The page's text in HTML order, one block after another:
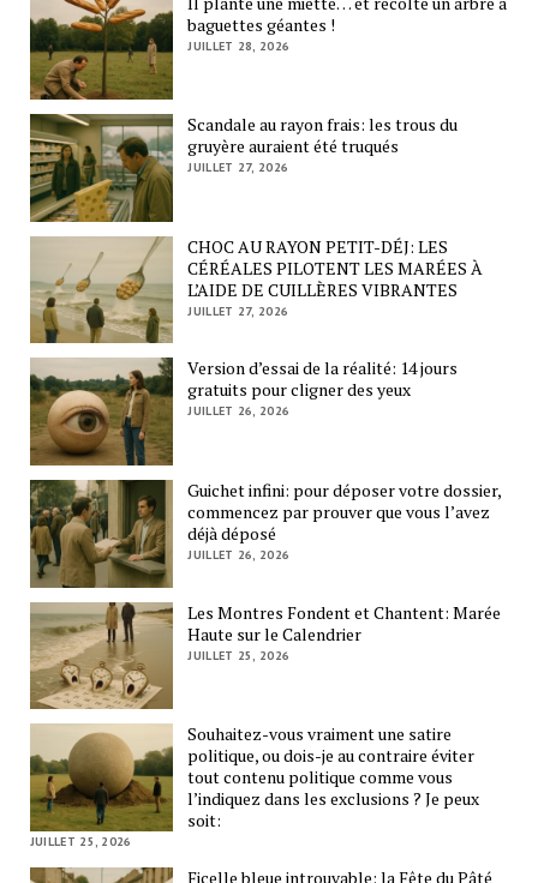
baguettes géantes !
JUILLET 28, 2026
Scandale au rayon frais: les trous du
gruyère auraient été truqués
JUILLET 27, 2026
CHOC AU RAYON PETIT-DÉJ: LES
CÉRÉALES PILOTENT LES MARÉES À
L’AIDE DE CUILLÈRES VIBRANTES
JUILLET 27, 2026
Version d’essai de la réalité: 14 jours
gratuits pour cligner des yeux
JUILLET 26, 2026
Guichet infini: pour déposer votre dossier,
commencez par prouver que vous l’avez
déjà déposé
JUILLET 26, 2026
Les Montres Fondent et Chantent: Marée
Haute sur le Calendrier
JUILLET 25, 2026
Souhaitez-vous vraiment une satire
politique, ou dois-je au contraire éviter
tout contenu politique comme vous
l’indiquez dans les exclusions ? Je peux
soit:
JUILLET 25, 2026
Ficelle bleue introuvable: la Fête du Pâté